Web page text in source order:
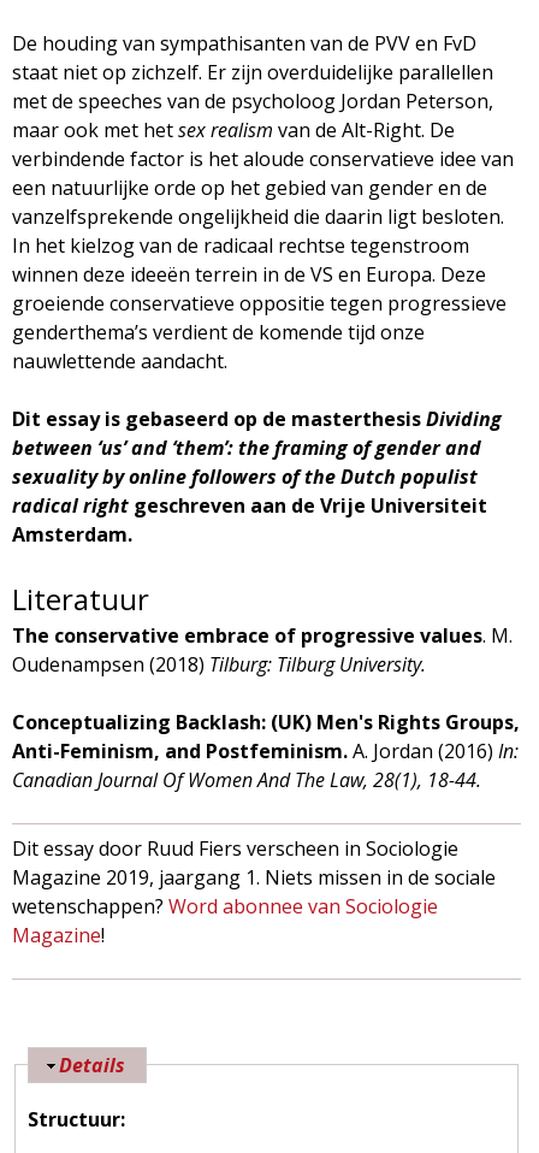
De houding van sympathisanten van de PVV en FvD
staat niet op zichzelf. Er zijn overduidelijke parallellen
met de speeches van de psycholoog Jordan Peterson,
maar ook met hetsex realism van de Alt-Right. De
verbindende factor is het aloude conservatieve idee van
een natuurlijke orde op het gebied van gender en de
vanzelfsprekende ongelijkheid die daarin ligt besloten.
In het kielzog van de radicaal rechtse tegenstroom
winnen deze ideeën terrein in de VS en Europa. Deze
groeiende conservatieve oppositie tegen progressieve
genderthema’s verdient de komende tijd onze
nauwlettende aandacht.
Dit essay is gebaseerd op de masterthesisDividing
between ‘us’ and ‘them’: the framing of gender and
sexuality by online followers of the Dutch populist
radical right geschreven aan de Vrije Universiteit
Amsterdam.
Literatuur
The conservative embrace of progressive values. M.
Oudenampsen (2018) Tilburg: Tilburg University.
Conceptualizing Backlash: (UK) Men's Rights Groups,
Anti-Feminism, and Postfeminism.A. Jordan (2016) In:
Canadian Journal Of Women And The Law, 28(1), 18-44.
Dit essay door Ruud Fiers verscheen in Sociologie
Magazine 2019, jaargang 1. Niets missen in de sociale
wetenschappen? Word abonnee van Sociologie
Magazine!
V
r
Details
Structuur: